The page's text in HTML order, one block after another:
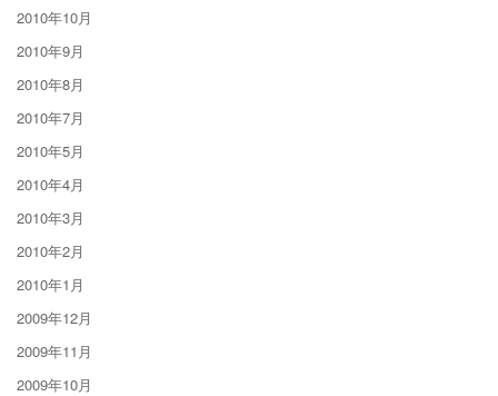
2010年10月
2010年9月
2010年8月
2010年7月
2010年5月
2010年4月
2010年3月
2010年2月
2010年1月
2009年12月
2009年11月
2009年10月